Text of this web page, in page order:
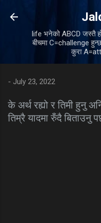
Skip
life भनेको ABCD जस्तै
बीचमा C=challenge
कुरा
- July 23, 2022
के अर्थ रह्यो र तिमी हुनु
तिम्रै यादमा रुँदै बिताउनु